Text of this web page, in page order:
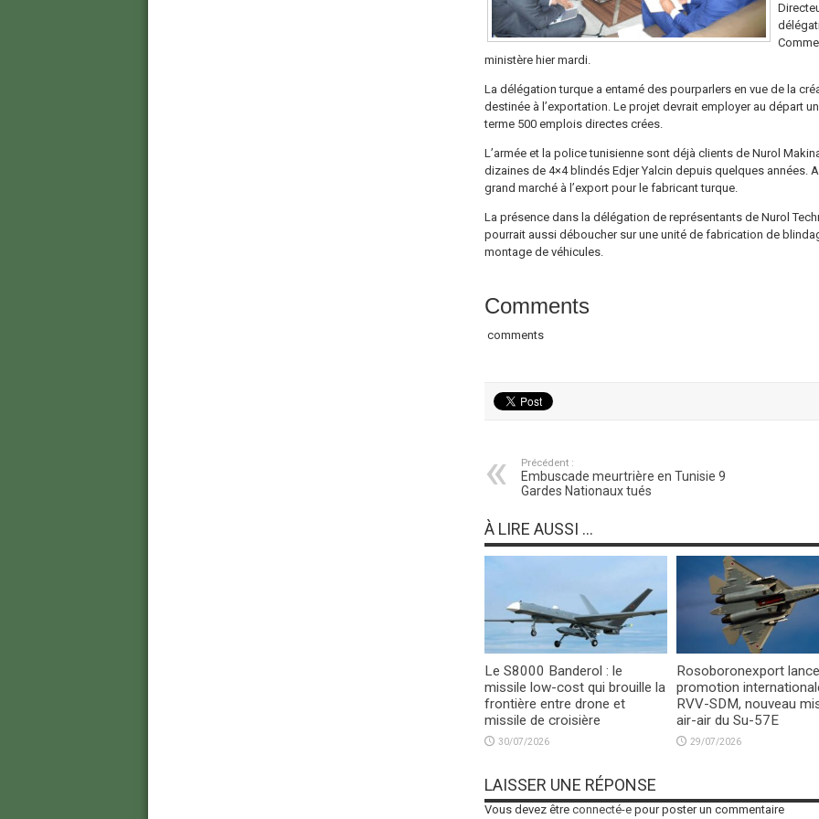
ministère hier mardi.
La délégation turque a entamé des pourparlers en vue de la
destinée à l’exportation. Le projet devrait employer au départ
terme 500 emplois directes crées.
L’armée et la police tunisienne sont déjà clients de Nurol
dizaines de 4×4 blindés Edjer Yalcin depuis quelques années.
grand marché à l’export pour le fabricant turque.
La présence dans la délégation de représentants de Nurol
pourrait aussi déboucher sur une unité de fabrication de
montage de véhicules.
Comments
comments
Précédent :
Embuscade meurtrière en Tunisie 9
Gardes Nationaux tués
À LIRE AUSSI ...
Le S8000 Banderol : le
missile low-cost qui brouille la
frontière entre drone et
missile de croisière
30/07/2026
Rosoboronexport
promotion
RVV-SDM, nouveau
air-air du Su-57E
29/07/2026
LAISSER UNE RÉPONSE
Vous devez être connecté-epour poster un commentaire